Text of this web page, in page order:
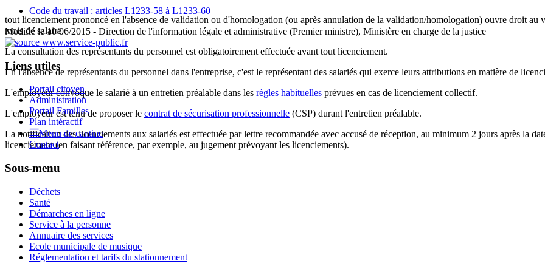
tout licenciement prononcé en l'absence de validation ou d'homologation (ou après annulation de la validation/homologation) ouvre droit au
mois de salaire.
La consultation des représentants du personnel est obligatoirement effectuée avant tout licenciement.
En l'absence de représentants du personnel dans l'entreprise, c'est le représentant des salariés qui exerce leurs attributions en matière de
L'employeur convoque le salarié à un entretien préalable dans les règles habituelles prévues en cas de licenciement collectif.
L'employeur est tenu de proposer le contrat de sécurisation professionnelle (CSP) durant l'entretien préalable.
La notification des licenciements aux salariés est effectuée par lettre recommandée avec accusé de réception, au minimum 2 jours après la
licenciement (en faisant référence, par exemple, au jugement prévoyant les licenciements).
Code du travail : articles L1233-58 à L1233-60
Modifié le 10/06/2015 - Direction de l'information légale et administrative (Premier ministre), Ministère en charge de la justice
Liens utiles
Portail citoyen
Administration
Portail Familles
Plan intéractif
Menu de cantine
Contact
Sous-menu
Déchets
Santé
Démarches en ligne
Service à la personne
Annuaire des services
Ecole municipale de musique
Réglementation et tarifs du stationnement